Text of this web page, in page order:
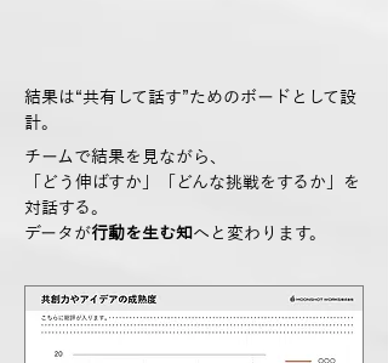
結果は“共有して話す”ためのボードとして設
計。
チームで結果を見ながら、
「どう伸ばすか」「どんな挑戦をするか」を
対話する。
データが行動を生む知へと変わります。